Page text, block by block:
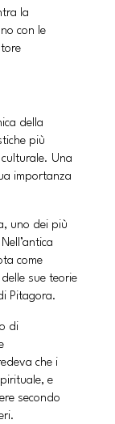
la
con le
della
più
Una
importanza
uno dei più
come
sue teorie
Pitagora.
di
che i
e
secondo